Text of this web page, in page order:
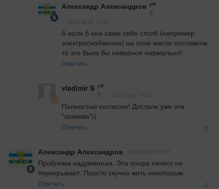
Александр Александров
Е
А если б они сами себе столб (например
электроснабжения) на этом месте поставили,
то это было бы наверное нормально!
Ответить
vladimir S
Е
Полностью согласен! Достали уже эти
"хозяева"((
Ответить 2
Александр Александров
Проблема надуманная. Эта опора ничего не
перекрывает. Просто скучно жить некоторым.
Ответить 4